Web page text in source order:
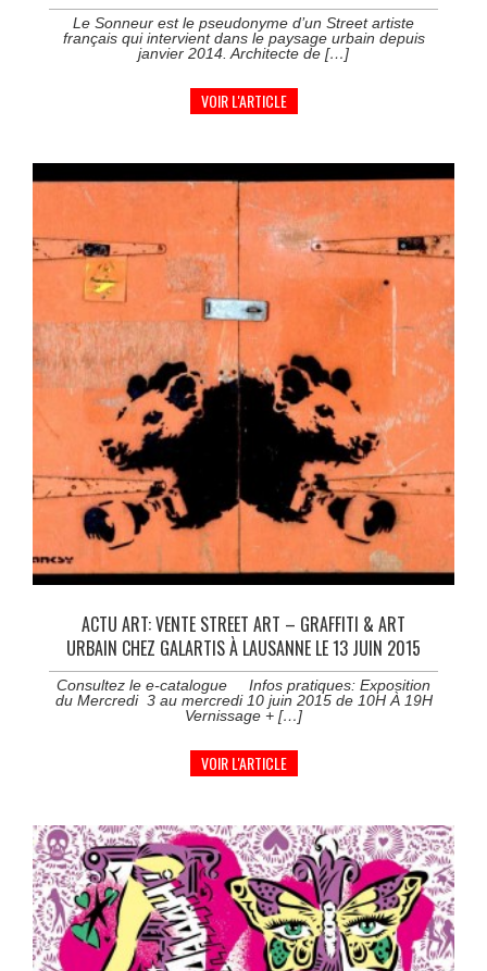
Le Sonneur est le pseudonyme d’un Street artiste
français qui intervient dans le paysage urbain depuis
janvier 2014. Architecte de […]
VOIR L'ARTICLE
ACTU ART: VENTE STREET ART – GRAFFITI & ART
URBAIN CHEZ GALARTIS À LAUSANNE LE 13 JUIN 2015
Consultez le e-catalogue Infos pratiques: Exposition
du Mercredi 3 au mercredi 10 juin 2015 de 10H À 19H
Vernissage + […]
VOIR L'ARTICLE